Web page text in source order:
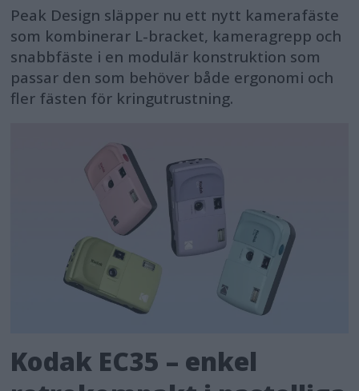
Peak Design släpper nu ett nytt kamerafäste
som kombinerar L-bracket, kameragrepp och
snabbfäste i en modulär konstruktion som
passar den som behöver både ergonomi och
fler fästen för kringutrustning.
Kodak EC35 – enkel